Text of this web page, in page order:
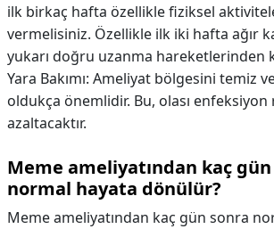
ilk birkaç hafta özellikle fiziksel
vermelisiniz. Özellikle ilk iki hafta ağır
yukarı doğru uzanma hareketlerinden
Yara Bakımı: Ameliyat bölgesini temiz
oldukça önemlidir. Bu, olası enfeksiyon
azaltacaktır.
Meme ameliyatından kaç
normal hayata dönülür?
Meme ameliyatından kaç gün sonra